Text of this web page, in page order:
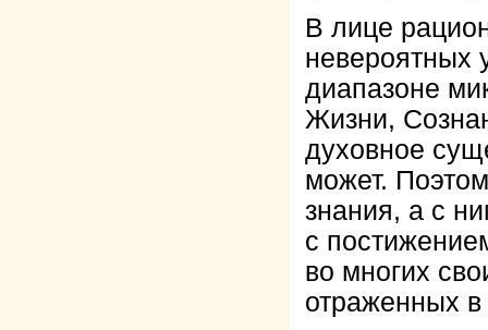
В лице
невероятных
диапазоне
Жизни,
духовное
может.
знания, а с
с
во многих
отраженных